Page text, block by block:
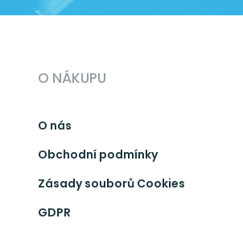
O NÁKUPU
O nás
Obchodní podmínky
Zásady souborů Cookies
GDPR